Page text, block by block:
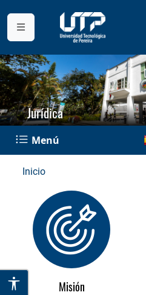
Jurídica
Menú
Inicio
Misión